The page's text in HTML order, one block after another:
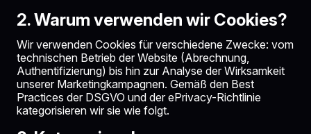
2. Warum verwenden wir Cookies?
Wir verwenden Cookies für verschiedene Zwecke: vom
technischen Betrieb der Website (Abrechnung,
Authentifizierung) bis hin zur Analyse der Wirksamkeit
unserer Marketingkampagnen. Gemäß den Best
Practices der DSGVO und der ePrivacy-Richtlinie
kategorisieren wir sie wie folgt.